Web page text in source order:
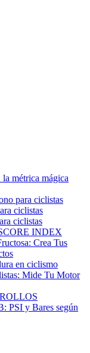
métrica mágica
para ciclistas
ciclistas
ciclistas
INDEX
Crea Tus
en ciclismo
Mide Tu Motor
PSI y Bares según